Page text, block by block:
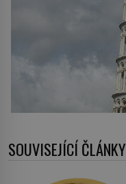
SOUVISEJÍCÍ ČLÁNKY